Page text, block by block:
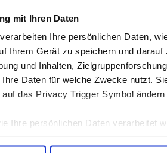
mit Ihren Daten
verarbeiten Ihre persönlichen Daten,
Ihrem Gerät zu speichern und
und Inhalten,
Daten für welche Zwecke nutzt.
das Privacy Trigger Symbol
Ihre persönlichen Daten verarbeitet
Scholl-Str. 36,14776 Brandenburg
15:30 und Freitag 8:00-13:00